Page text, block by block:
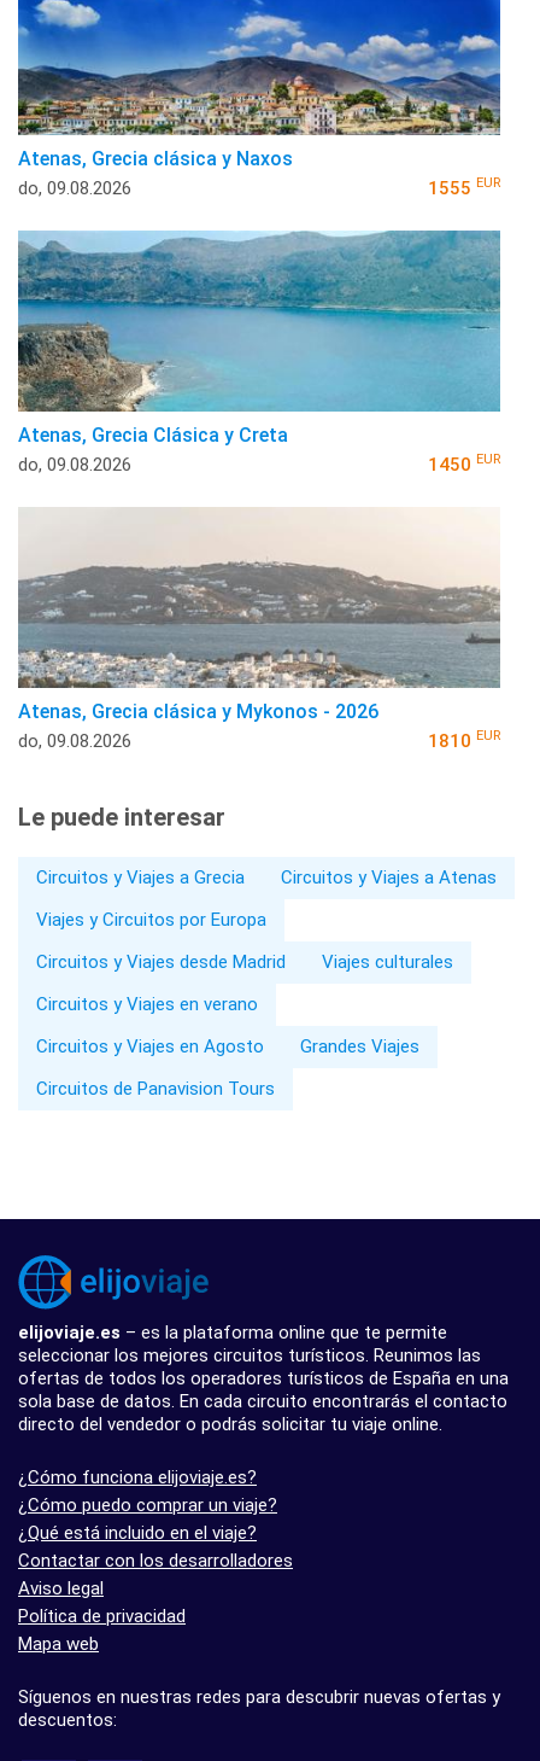
Atenas, Grecia clásica y Naxos
do, 09.08.2026 1555 EUR
Atenas, Grecia Clásica y Creta
do, 09.08.2026 1450 EUR
Atenas, Grecia clásica y Mykonos - 2026
do, 09.08.2026 1810 EUR
Le puede interesar
Circuitos y Viajes a Grecia
Circuitos y Viajes a Atenas
Viajes y Circuitos por Europa
Circuitos y Viajes desde Madrid
Viajes culturales
Circuitos y Viajes en verano
Circuitos y Viajes en Agosto
Grandes Viajes
Circuitos de Panavision Tours
elijoviaje.es – es la plataforma online que te permite
seleccionar los mejores circuitos turísticos. Reunimos las
ofertas de todos los operadores turísticos de España en una
sola base de datos. En cada circuito encontrarás el contacto
directo del vendedor o podrás solicitar tu viaje online.
¿Cómo funciona elijoviaje.es?
¿Cómo puedo comprar un viaje?
¿Qué está incluido en el viaje?
Contactar con los desarrolladores
Aviso legal
Política de privacidad
Mapa web
Síguenos en nuestras redes para descubrir nuevas ofertas y
descuentos: